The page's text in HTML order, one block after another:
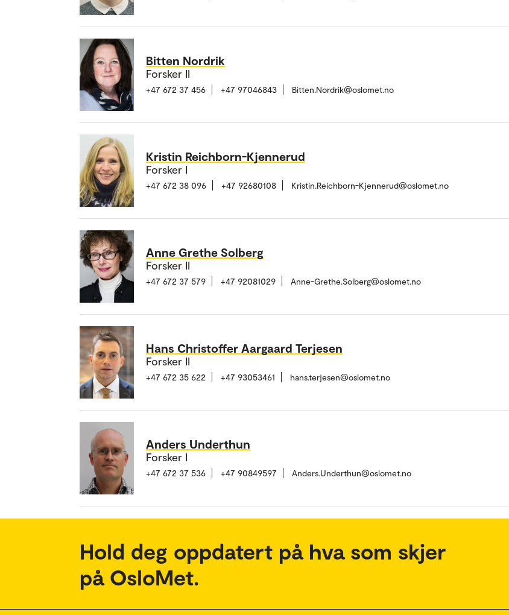
Bitten Nordrik
Forsker II
+47 672 37 456 +47 97046843 Bitten.Nordrik@oslomet.no
Kristin Reichborn-Kjennerud
Forsker I
+47 672 38 096 +47 92680108 Kristin.Reichborn-Kjennerud@oslomet.no
Anne Grethe Solberg
Forsker II
+47 672 37 579 +47 92081029 Anne-Grethe.Solberg@oslomet.no
Hans Christoffer Aargaard Terjesen
Forsker II
+47 672 35 622 +47 93053461 hans.terjesen@oslomet.no
Anders Underthun
Forsker I
+47 672 37 536 +47 90849597 Anders.Underthun@oslomet.no
Hold deg oppdatert på hva som skjer
på OsloMet.